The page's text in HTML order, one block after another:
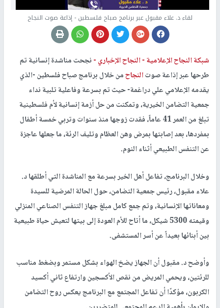
لقاء د. علاء مقبول عبر برنامج صباح فلسطين - إذاعة صوت النجاح
شبكة النجاح الإعلامية -النجاح الإخباري -نجحت مناشدة إنسانية تم
طرحها عبرإذاعة صوتالنجاحمن خلال برنامج صباح فلسطين -الذي
يقدمه الإعلامي علي دراغمة- حيث تم بسرعة وفاعلية تلبية نداء
جمعية التضامن الخيرية، وتمكنت من حل أزمة إنسانية لأم فلسطينية
تبلغ من العمر 41 عاماً، فقدت زوجها منذ سنوات وتربي خمسة أطفال
بمفردها، بعد إصابتها بمرض وهن العظام وتليف الرئة، ما جعلها عاجزة
عن التنفس الطبيعي أثناء النوم.
وخلال البرنامج، تفاعل أهل الخير بسرعة مع المناشدة التي أطلقها د.
علاء مقبول، رئيس جمعية التضامن، حول الحالة المرضية للسيدة
ومعاناتها الإنسانية، وتم جمع كامل مبلغ جهاز التنفس الصناعي المنزلي
وقيمته 5300 شيكل، ما أتاح للأم العودة إلى بيتها لتعيش حياة طبيعية
بين أبنائها بعيداً عن أسر المستشفى.
وأوضح د. مقبول أن الجهاز يضخ الهواء بشكل مستمر وبضغط مناسب
للرئتين، ويحمي المريض من نقص الأكسجين وارتفاع ثاني أكسيد
الكربون، مؤكدًا أن تفاعل المجتمع مع البرنامج يعكس روح التضامن